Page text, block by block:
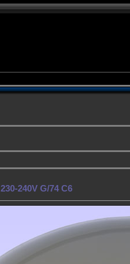
240V G/74 C6